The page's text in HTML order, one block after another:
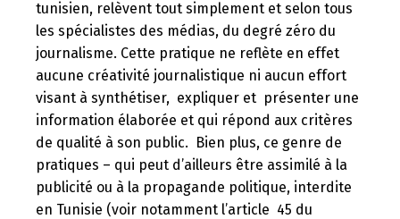
tunisien, relèvent tout simplement et selon tous
les spécialistes des médias, du degré zéro du
journalisme. Cette pratique ne reflète en effet
aucune créativité journalistique ni aucun effort
visant à synthétiser, expliquer et présenter une
information élaborée et qui répond aux critères
de qualité à son public. Bien plus, ce genre de
pratiques – qui peut d’ailleurs être assimilé à la
publicité ou à la propagande politique, interdite
en Tunisie (voir notamment l’article 45 du